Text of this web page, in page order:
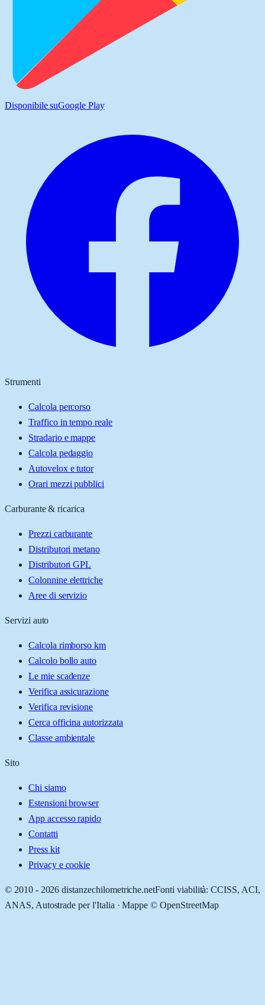
Disponibile suGoogle Play
Strumenti
Calcola percorso
Traffico in tempo reale
Stradario e mappe
Calcola pedaggio
Autovelox e tutor
Orari mezzi pubblici
Carburante & ricarica
Prezzi carburante
Distributori metano
Distributori GPL
Colonnine elettriche
Aree di servizio
Servizi auto
Calcola rimborso km
Calcolo bollo auto
Le mie scadenze
Verifica assicurazione
Verifica revisione
Cerca officina autorizzata
Classe ambientale
Sito
Chi siamo
Estensioni browser
App accesso rapido
Contatti
Press kit
Privacy e cookie
© 2010 - 2026 distanzechilometriche.netFonti viabilità: CCISS, ACI,
ANAS, Autostrade per l'Italia · Mappe © OpenStreetMap